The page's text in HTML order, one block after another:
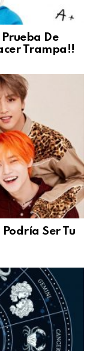
De
Trampa!!
Ser Tu